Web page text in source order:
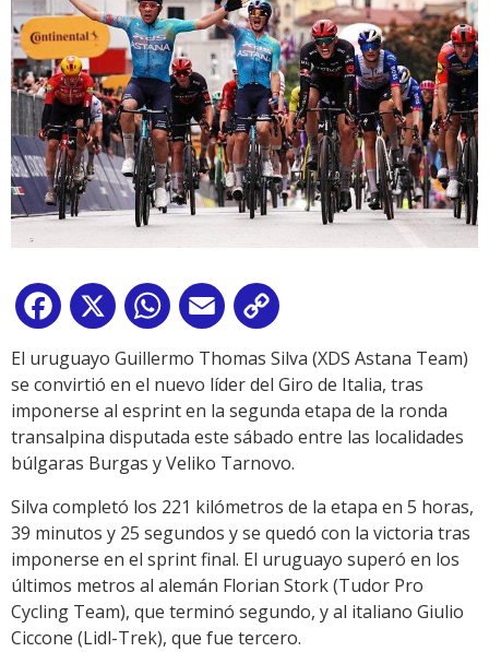
Facebook
X WhatsApp
Email
Link
El uruguayo Guillermo Thomas Silva (XDS Astana Team)
se convirtió en el nuevo líder del Giro de Italia, tras
imponerse al esprint en la segunda etapa de la ronda
transalpina disputada este sábado entre las localidades
búlgaras Burgas y Veliko Tarnovo.
Silva completó los 221 kilómetros de la etapa en 5 horas,
39 minutos y 25 segundos y se quedó con la victoria tras
imponerse en el sprint final. El uruguayo superó en los
últimos metros al alemán Florian Stork (Tudor Pro
Cycling Team), que terminó segundo, y al italiano Giulio
Ciccone (Lidl-Trek), que fue tercero.